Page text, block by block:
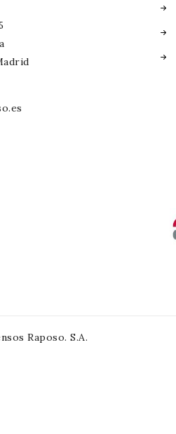
Raposo. S.A.